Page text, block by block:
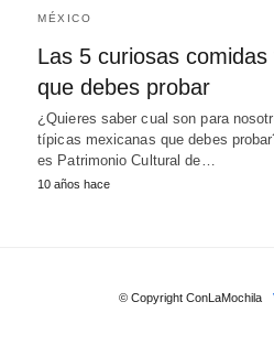
MÉXICO
Las 5 curiosas
que debes probar
¿Quieres saber cual son para
típicas mexicanas que debes
es Patrimonio Cultural de…
10 años hace
© Copyright ConLaMochila